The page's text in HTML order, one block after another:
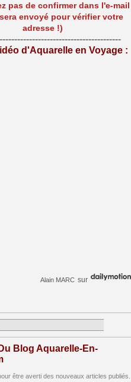
pas de confirmer dans l'e-mail
envoyé pour vérifier votre
adresse !)
d'Aquarelle en Voyage :
Alain MARC sur
Blog Aquarelle-En-
être averti des nouveaux articles publiés.